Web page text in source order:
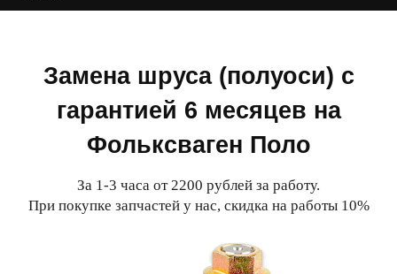
Замена шруса (полуоси) с
гарантией 6 месяцев на
Фольксваген Поло
За 1-3 часа от 2200 рублей за работу.
При покупке запчастей у нас, скидка на работы 10%